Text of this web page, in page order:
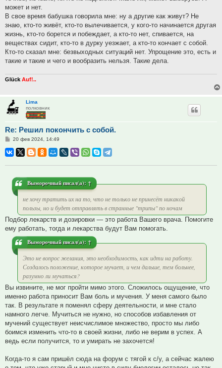
может и нет.
В свое время бабушка говорила мне: ну а другие как живут? Не
знаю, кто-то живёт, кто-то вылечивается, у кого-то начинается другая
жизнь, кто-то борется и побеждает, а кто-то нет, спивается, на
веществах сидит, кто-то в дурку уезжает, а кто-то кончает с собой.
Кто-то сказал мне: безвыходных ситуаций нет. Упрощение это, есть и
такие и такие и чего и вообразить нельзя. Такие дела.
Glück Auf!..
Lima
полковник
Re: Решил покончить с собой.
Сообщение
20 фев 2024, 14:49
Выморочныйписал(а): ↑
не хочу тратить их на то, что не только не принесёт никакой
пользы, но и будет отправлять в странные "трипы" по ночам
Подбор лекарств и дозировки — это работа Вашего врача. Помогите
ему работать, тогда и лекарства будут Вам помогать.
Выморочныйписал(а): ↑
Это не вопрос желания, это необходимость, как идти на работу.
Создалось положение, которое мучает, и чем дальше, тем больнее,
разумно ли мучаться?
Вы извините, не мог пройти мимо этого. Сложилось ощущение, что
именно работа приносит Вам боль и мучения. У меня самого было
так. В результате я поменял сферу деятельности, и мне стало
намного легче. Мучиться не нужно, но способов избавления от
мучений существует неисчислимое множество, просто мы либо
боимся изменить что-то в своей жизни, либо не верим в успех. А
ведь если получится, то и умирать не захочется!
Когда-то я сам пришёл сюда на форум с тягой к с/у, а сейчас жалею